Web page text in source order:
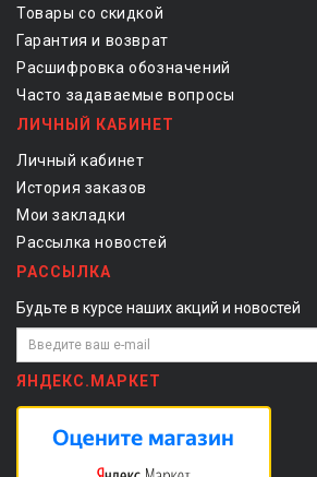
Товары со скидкой
Гарантия и возврат
Расшифровка обозначений
Часто задаваемые вопросы
ЛИЧНЫЙ КАБИНЕТ
Личный кабинет
История заказов
Мои закладки
Рассылка новостей
РАССЫЛКА
Будьте в курсе наших акций и новостей
ЯНДЕКС.МАРКЕТ